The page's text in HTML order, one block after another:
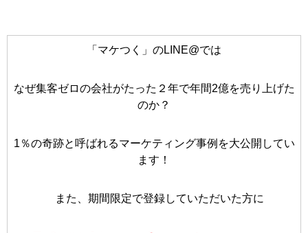
「マケつく」のLINE@では
なぜ集客ゼロの会社がたった２年で年間2億を売り上げた
のか？
1％の奇跡と呼ばれるマーケティング事例を大公開してい
ます！
また、期間限定で登録していただいた方に